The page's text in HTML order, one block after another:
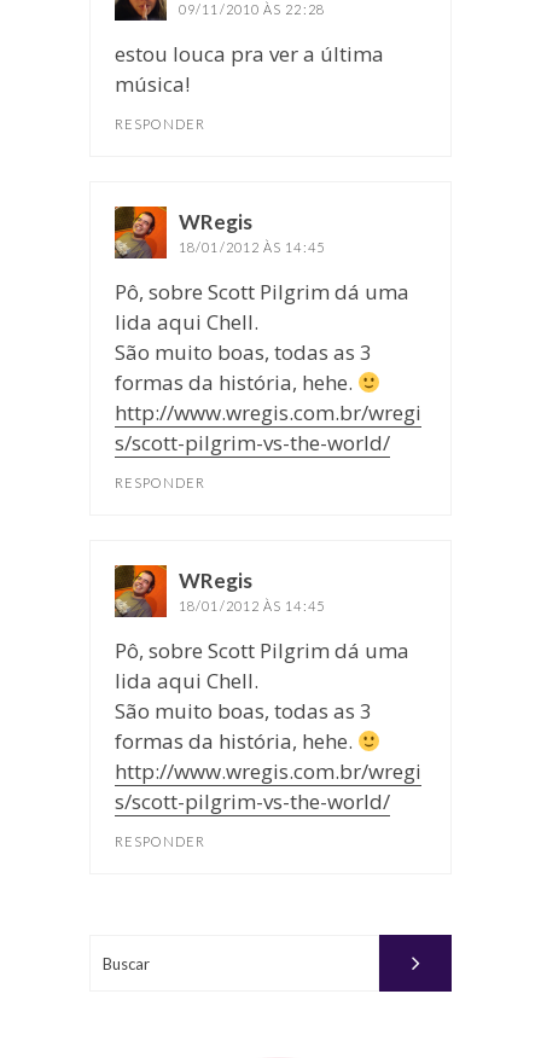
09/11/2010 ÀS 22:28
estou louca pra ver a última
música!
RESPONDER
WRegis
18/01/2012 ÀS 14:45
Pô, sobre Scott Pilgrim dá uma
lida aqui Chell.
São muito boas, todas as 3
formas da história, hehe.
http://www.wregis.com.br/wregi
s/scott-pilgrim-vs-the-world/
RESPONDER
WRegis
18/01/2012 ÀS 14:45
Pô, sobre Scott Pilgrim dá uma
lida aqui Chell.
São muito boas, todas as 3
formas da história, hehe.
http://www.wregis.com.br/wregi
s/scott-pilgrim-vs-the-world/
RESPONDER